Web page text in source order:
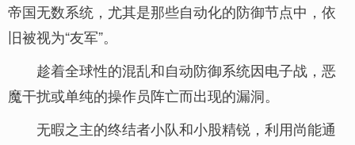
帝国无数系统，尤其是那些自动化的防御节点中，依
旧被视为“友军”。
趁着全球性的混乱和自动防御系统因电子战，恶
魔干扰或单纯的操作员阵亡而出现的漏洞。
无暇之主的终结者小队和小股精锐，利用尚能通